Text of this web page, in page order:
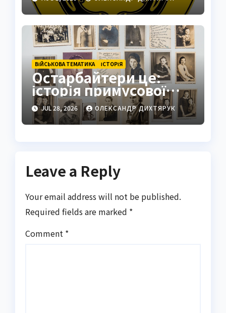
стратегічний центр
ВІЙСЬКОВА ТЕМАТИКА ІСТОРІЯ
Остарбайтери це:
історія примусової
праці українців
JUL 28, 2026 ОЛЕКСАНДР ДИХТЯРУК
Leave a Reply
Your email address will not be published.
Required fields are marked *
Comment *